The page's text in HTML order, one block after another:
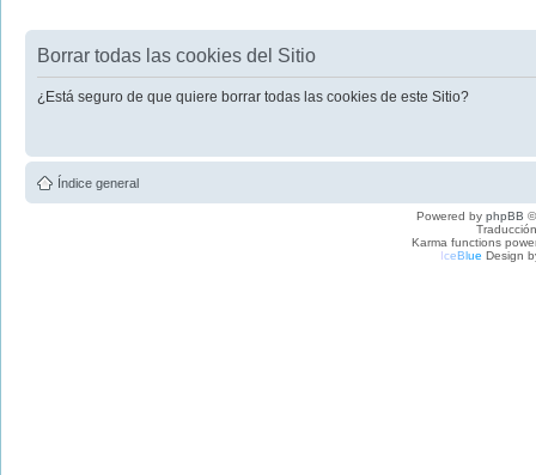
Borrar todas las cookies del Sitio
¿Está seguro de que quiere borrar todas las cookies de este Sitio?
Índice general
Powered by phpBB
Karma functions
IceBlue Design